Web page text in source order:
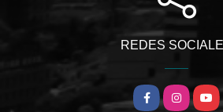
REDES
FacebookInstagram